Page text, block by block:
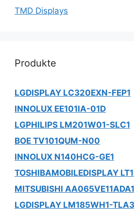
TMD Displays
Produkte
LGDISPLAY LC320EXN-FEP1
INNOLUX EE101IA-01D
LGPHILIPS LM201W01-SLC1
BOE TV101QUM-N00
INNOLUX N140HCG-GE1
TOSHIBAMOBILEDISPLAY
MITSUBISHI
LGDISPLAY LM185WH1-TLA3